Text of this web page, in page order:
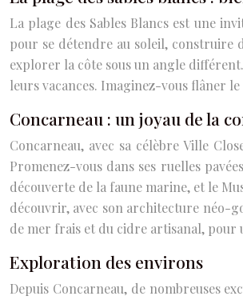
La plage des Sables Blancs est une
pour se détendre au soleil, construire
explorer la côte sous un angle
leurs vacances. Imaginez-vous flâner
Concarneau : un joyau de la
Concarneau, avec sa célèbre Ville
Promenez-vous dans ses ruelles
découverte de la faune marine, et le
découvrir, avec son architecture néo-
de mer frais et du cidre artisanal, pour
Exploration des environs
Depuis Concarneau, de nombreuses